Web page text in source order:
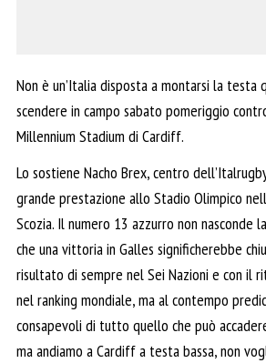
Non è un’Italia disposta a montarsi la testa
scendere in campo sabato pomeriggio
Millennium Stadium di Cardiff.
Lo sostiene Nacho Brex, centro
grande prestazione allo Stadio Olimpico
Scozia. Il numero 13 azzurro non nasconde
che una vittoria in Galles significherebbe
risultato di sempre nel Sei Nazioni e con il
nel ranking mondiale, ma al contempo
consapevoli di tutto quello che può
ma andiamo a Cardiff a testa bassa, non